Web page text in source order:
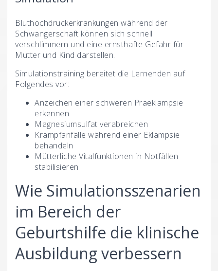
Bluthochdruckerkrankungen während der
Schwangerschaft können sich schnell
verschlimmern und eine ernsthafte Gefahr für
Mutter und Kind darstellen.
Simulationstraining bereitet die Lernenden auf
Folgendes vor:
Anzeichen einer schweren Präeklampsie
erkennen
Magnesiumsulfat verabreichen
Krampfanfälle während einer Eklampsie
behandeln
Mütterliche Vitalfunktionen in Notfällen
stabilisieren
Wie Simulationsszenarien
im Bereich der
Geburtshilfe die klinische
Ausbildung verbessern